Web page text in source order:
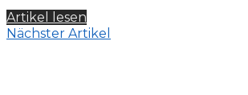
Artikel lesen
Nächster Artikel